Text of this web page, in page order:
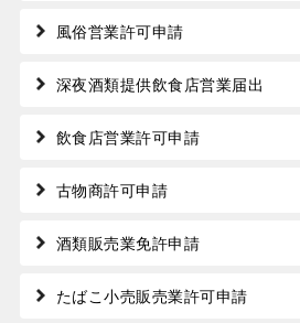
風俗営業許可申請
深夜酒類提供飲食店営業届出
飲食店営業許可申請
古物商許可申請
酒類販売業免許申請
たばこ小売販売業許可申請